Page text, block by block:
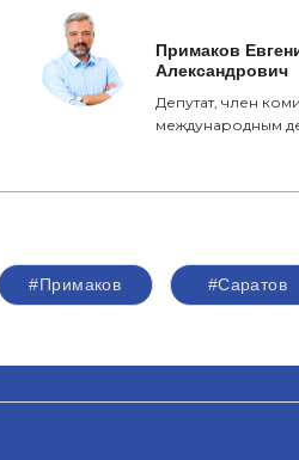
Примаков
Александрович
Депутат, член
международным
#Примаков #Саратов